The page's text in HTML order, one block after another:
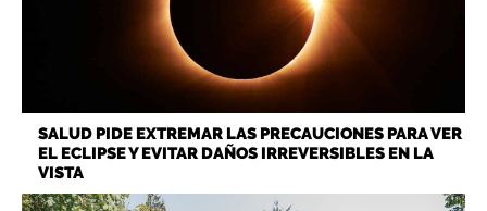
SALUD PIDE EXTREMAR LAS PRECAUCIONES PARA VER
EL ECLIPSE Y EVITAR DAÑOS IRREVERSIBLES EN LA
VISTA